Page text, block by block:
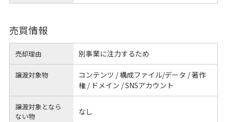
売買情報
売却理由 別事業に注力するため
譲渡対象物
コンテンツ / 構成ファイル/データ / 著作
権 / ドメイン / SNSアカウント
譲渡対象となら
ない物
なし